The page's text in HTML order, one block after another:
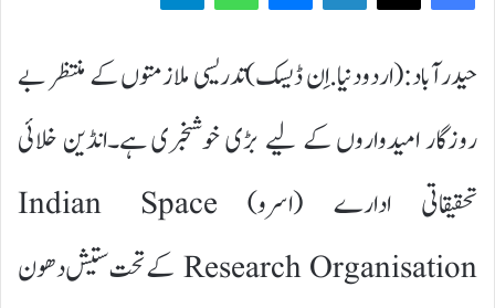
حیدرآباد:(اردودنیا.اِن ڈیسک)تدریسی ملازمتوں کے منتظر بے
روزگار امیدواروں کے لیے بڑی خوشخبری ہے۔انڈین خلائی
تحقیقاتی ادارے (اسرو) Indian Space
Research Organisation کے تحت ستیش دھون